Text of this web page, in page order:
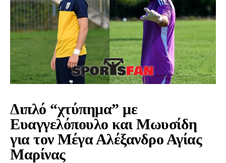
Διπλό “χτύπημα” με
Ευαγγελόπουλο και Μωυσίδη
για τον Μέγα Αλέξανδρο Αγίας
Μαρίνας